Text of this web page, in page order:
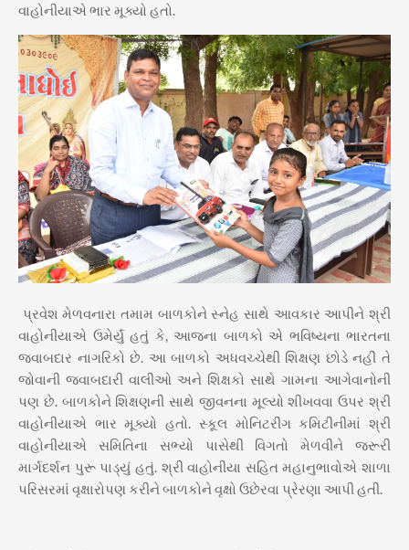
વાહોનીયાએ ભાર મૂક્યો હતો.
પ્રવેશ મેળવનારા તમામ બાળકોને સ્નેહ સાથે આવકાર આપીને શ્રી
વાહોનીયાએ ઉમેર્યું હતું કે, આજના બાળકો એ ભવિષ્યના ભારતના
જવાબદાર નાગરિકો છે. આ બાળકો અધવચ્ચેથી શિક્ષણ છોડે નહીં તે
જોવાની જવાબદારી વાલીઓ અને શિક્ષકો સાથે ગામના આગેવાનોની
પણ છે. બાળકોને શિક્ષણની સાથે જીવનના મૂલ્યો શીખવવા ઉપર શ્રી
વાહોનીયાએ ભાર મૂક્યો હતો. સ્કૂલ મોનિટરીંગ કમિટીનીમાં શ્રી
વાહોનીયાએ સમિતિના સભ્યો પાસેથી વિગતો મેળવીને જરૂરી
માર્ગદર્શન પુરૂ પાડ્યું હતું. શ્રી વાહોનીયા સહિત મહાનુભાવોએ શાળા
પરિસરમાં વૃક્ષારોપણ કરીને બાળકોને વૃક્ષો ઉછેરવા પ્રેરણા આપી હતી.